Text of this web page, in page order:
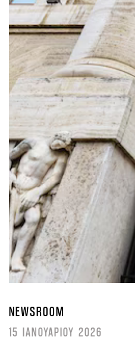
NEWSROOM
15 ΙΑΝΟΥΑΡΙΟΥ 2026